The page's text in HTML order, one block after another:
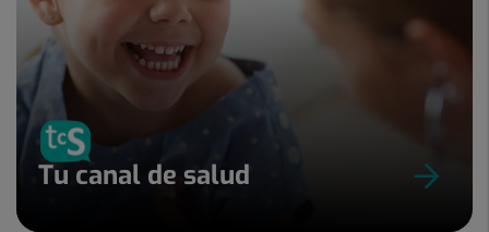
Tu canal de salud